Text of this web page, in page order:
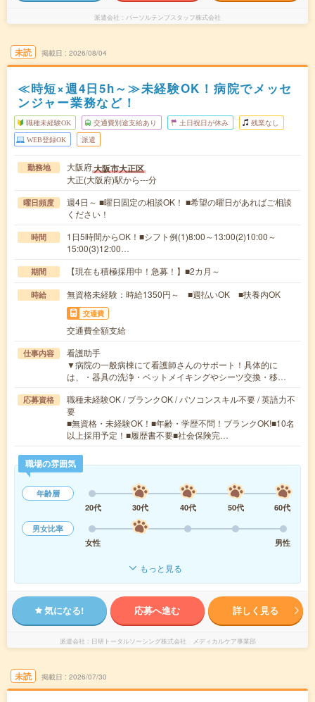
派遣会社 パーソルテンプスタッフ株式会社
未読 掲載日 2026/08/04
≪時短×週4日5h～≫未経験OK！病院でメッセ
ンジャー業務など！
職種未経験OK 交通費別途支給あり 土日祝日が休み 残業なし
WEB登録OK 派遣
勤務地 大阪府大阪市大正区
大正(大阪府)駅から---分
曜日頻度
週4日～ ■曜日固定の相談OK！ ■希望の曜日があればご相談
ください！
時間
1日5時間からOK！■シフト例(1)8:00～13:00(2)10:00～
15:00(3)12:00…
期間 【現在も積極採用中！急募！】■2カ月～
時給 無資格未経験：時給1350円～ ■週払いOK ■扶養内OK
交通費
交通費全額支給
仕事内容
看護助手
▼病院の一般病棟にて看護師さんのサポート！具体的に
は、・器具の洗浄・ベットメイキングやシーツ交換・移…
応募資格
職種未経験OK / ブランクOK / パソコンスキル不要 / 英語力不
要
■無資格・未経験OK！■年齢・学歴不問！ブランクOK!■10名
以上採用予定！■履歴書不要■社会保険完…
職場の雰囲気
年齢層
20代
30代 40代 50代
60代
男女比率
女性
男性
もっと見る
気になる! 応募へ進む 詳しく見る
派遣会社 日研トータルソーシング株式会社 メディカルケア事業部
未読 掲載日 2026/07/30